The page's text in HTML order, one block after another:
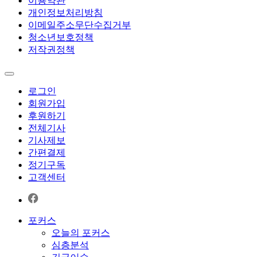
개인정보처리방침
이메일주소무단수집거부
청소년보호정책
저작권정책
로그인
회원가입
후원하기
전체기사
기사제보
간편결제
정기구독
고객센터
포커스
오늘의 포커스
심층분석